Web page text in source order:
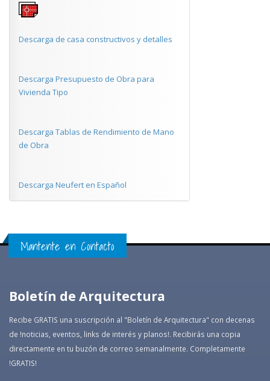
Descarga de casa constructivos y detalles
Descarga Presupuesto de Obra para
Vivienda Tipo
Descarga Tablas de Rendimiento de Mano
de Obra
Descarga Neufert en Español
Mantente en Contacto
Boletín de Arquitectura
Recibe GRATIS una suscripción al "Boletín de Arquitectura" con decenas
de !noticias, eventos, links de interés y planos!. Recibirás una copia
directamente en tu buzón de correo semanalmente. Completamente
!GRATIS!